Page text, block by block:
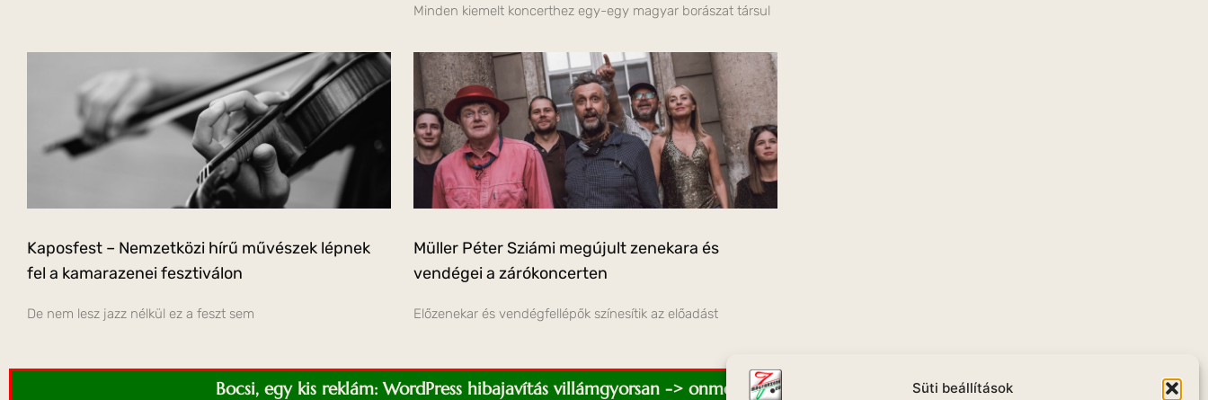
Süti beállítások
Minden kiemelt koncerthez egy-egy magyar borászat társul
Kaposfest – Nemzetközi hírű művészek lépnek
fel a kamarazenei fesztiválon
De nem lesz jazz nélkül ez a feszt sem
Müller Péter Sziámi megújult zenekara és
vendégei a zárókoncerten
Előzenekar és vendégfellépők színesítik az előadást
Bocsi, egy kis reklám: WordPress hibajavítás villámgyorsan -> onmediaweb.eu